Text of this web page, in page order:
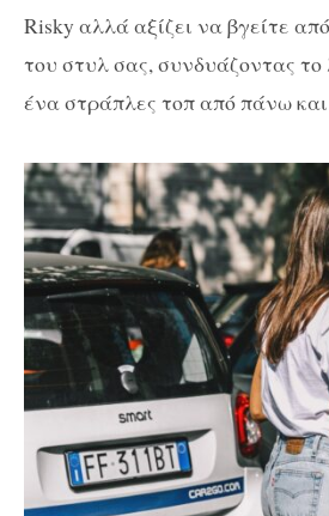
Risky αλλά αξίζει να βγείτε
του στυλ σας, συνδυάζοντας το
ένα στράπλες τοπ από πάνω και